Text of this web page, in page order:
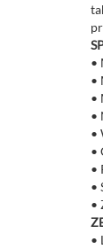
•
•
•
•
•
•
•
•
•
•